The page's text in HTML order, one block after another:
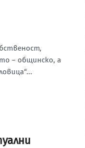
– общинско, а